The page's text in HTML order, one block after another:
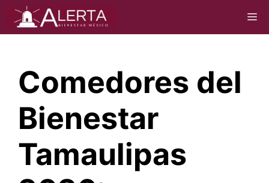
Saltar
contenido
Comedores del
Bienestar
Tamaulipas